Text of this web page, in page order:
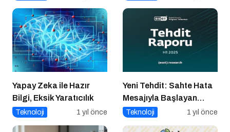
Sürdürülebilir mi?
Yapay Zeka ile Hazır
Bilgi, Eksik Yaratıcılık
Teknoloji 1 yıl önce
Yeni Tehdit: Sahte Hata
Mesajıyla Başlayan
Siber Saldırılar
Teknoloji 1 yıl önce